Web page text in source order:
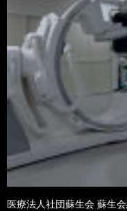
医療法人社団蘇生会 蘇生